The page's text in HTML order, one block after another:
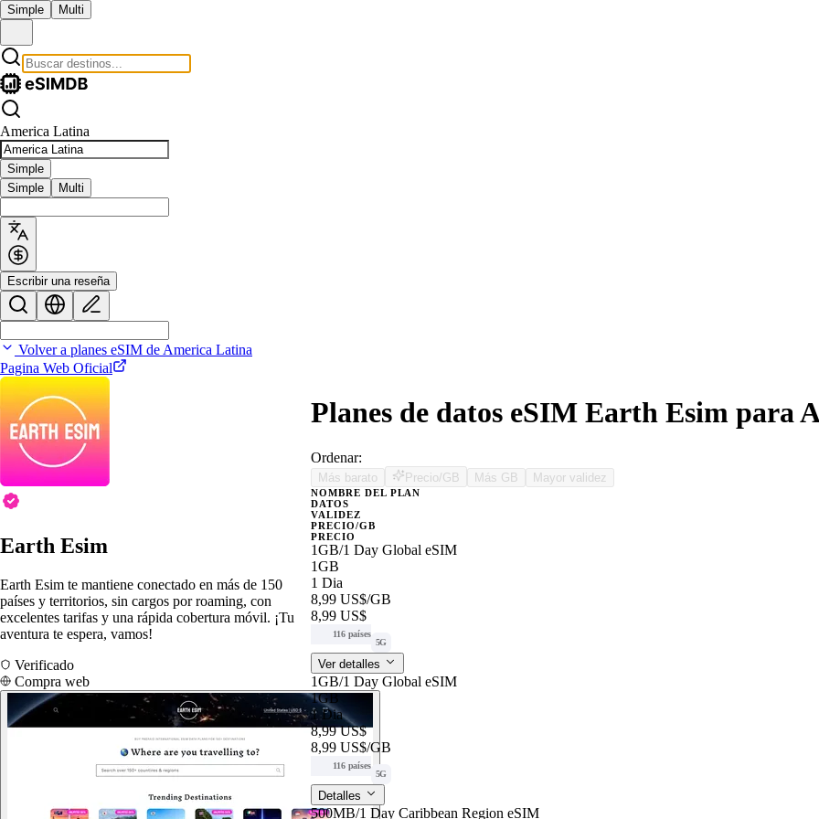
Simple Multi
America Latina
Simple
Simple
Multi
Escribir una reseña
Volver a planes eSIM de America Latina
Pagina Web Oficial
Earth Esim
Earth Esim te mantiene conectado en más de 150
países y territorios, sin cargos por roaming, con
excelentes tarifas y una rápida cobertura móvil. ¡Tu
aventura te espera, vamos!
Verificado
Compra web
Planes de datos eSIM Earth Esim para
Ordenar:
Más barato Precio/GB Más GB Mayor validez
NOMBRE DEL PLAN
DATOS
VALIDEZ
PRECIO/GB
PRECIO
1GB/1 Day Global eSIM
1GB
1 Dia
8,99 US$/GB
8,99 US$
116 países
5G
Ver detalles
1GB/1 Day Global eSIM
1GB
1 Dia
8,99 US$
8,99 US$/GB
116 países
5G
Detalles
500MB/1 Day Caribbean Region eSIM